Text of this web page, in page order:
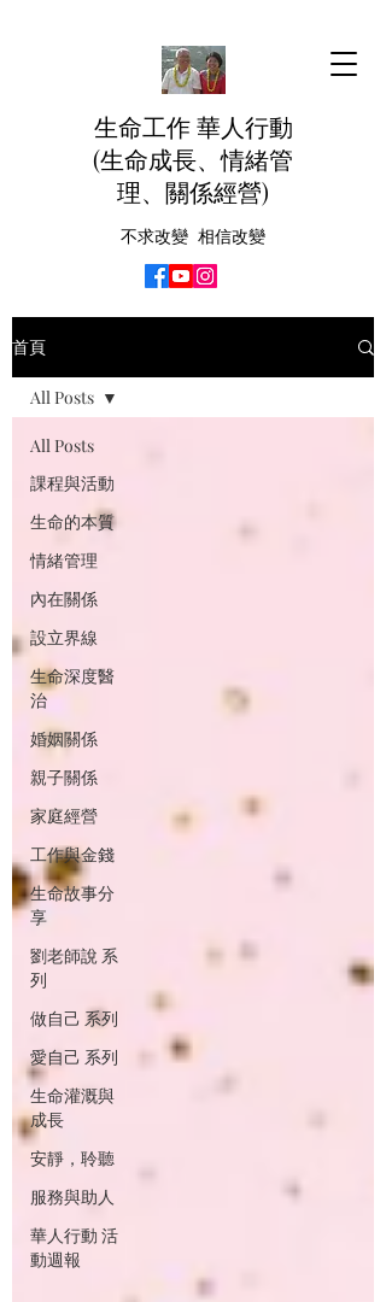
生命工作 華人行動
(生命成長、情緒管
理、關係經營)
不求改變 相信改變
首頁
All Posts
課程與活動
生命的本質
情緒管理
內在關係
設立界線
生命深度醫
治
婚姻關係
親子關係
家庭經營
工作與金錢
生命故事分
享
劉老師說 系
列
做自己 系列
愛自己 系列
生命灌溉與
成長
安靜，聆聽
服務與助人
華人行動 活
動週報
All Posts